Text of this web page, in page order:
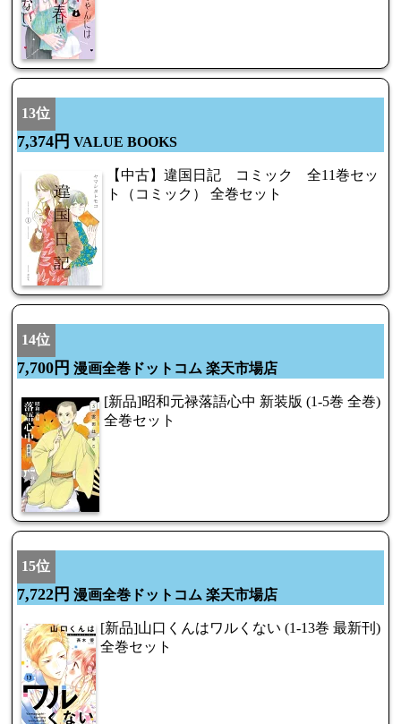
13位
7,374円 VALUE BOOKS
【中古】違国日記 コミック 全11巻セッ
ト（コミック） 全巻セット
14位
7,700円 漫画全巻ドットコム 楽天市場店
[新品]昭和元禄落語心中 新装版 (1-5巻 全巻)
全巻セット
15位
7,722円 漫画全巻ドットコム 楽天市場店
[新品]山口くんはワルくない (1-13巻 最新刊)
全巻セット